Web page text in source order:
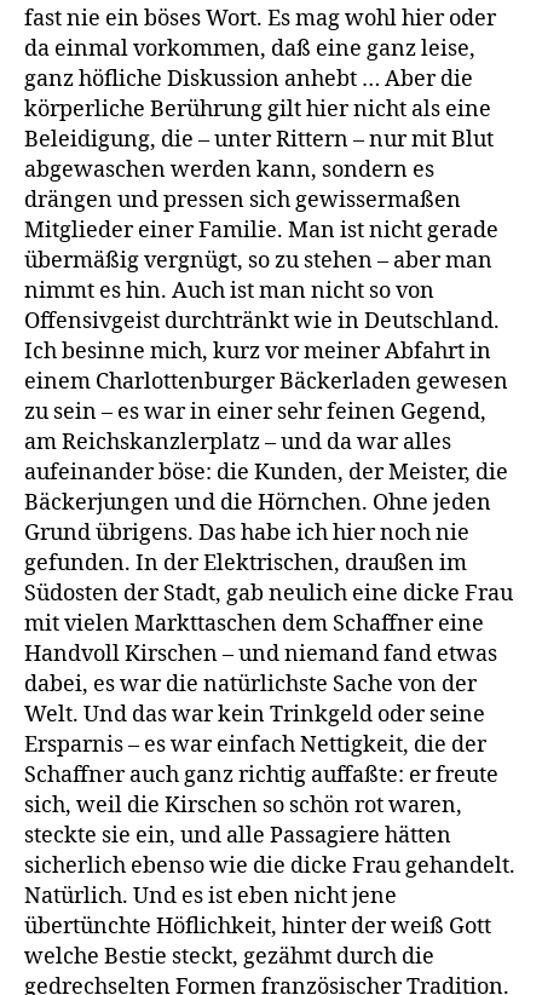
fast nie ein böses Wort. Es mag wohl hier oder
da einmal vorkommen, daß eine ganz leise,
ganz höfliche Diskussion anhebt … Aber die
körperliche Berührung gilt hier nicht als eine
Beleidigung, die – unter Rittern – nur mit Blut
abgewaschen werden kann, sondern es
drängen und pressen sich gewissermaßen
Mitglieder einer Familie. Man ist nicht gerade
übermäßig vergnügt, so zu stehen – aber man
nimmt es hin. Auch ist man nicht so von
Offensivgeist durchtränkt wie in Deutschland.
Ich besinne mich, kurz vor meiner Abfahrt in
einem Charlottenburger Bäckerladen gewesen
zu sein – es war in einer sehr feinen Gegend,
am Reichskanzlerplatz – und da war alles
aufeinander böse: die Kunden, der Meister, die
Bäckerjungen und die Hörnchen. Ohne jeden
Grund übrigens. Das habe ich hier noch nie
gefunden. In der Elektrischen, draußen im
Südosten der Stadt, gab neulich eine dicke Frau
mit vielen Markttaschen dem Schaffner eine
Handvoll Kirschen – und niemand fand etwas
dabei, es war die natürlichste Sache von der
Welt. Und das war kein Trinkgeld oder seine
Ersparnis – es war einfach Nettigkeit, die der
Schaffner auch ganz richtig auffaßte: er freute
sich, weil die Kirschen so schön rot waren,
steckte sie ein, und alle Passagiere hätten
sicherlich ebenso wie die dicke Frau gehandelt.
Natürlich. Und es ist eben nicht jene
übertünchte Höflichkeit, hinter der weiß Gott
welche Bestie steckt, gezähmt durch die
gedrechselten Formen französischer Tradition.